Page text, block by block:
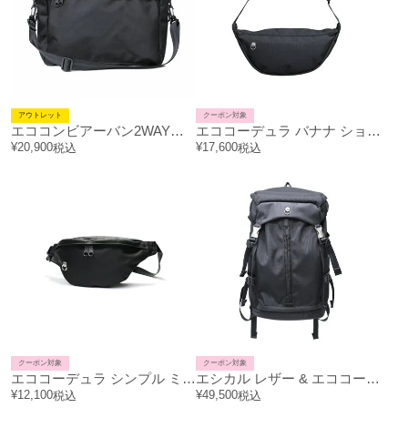
エココンビアーバン2WAYブリーフバック 25L
アウトレット
¥20,900税込
エココーデュラ バナナ ショルダー ボディバッグ Mサイズ オリジナル/日本製
クーポン対象
¥17,600税込
エココーデュラ シンプル ミニ ウエストポーチ ボディバッグ 2L
クーポン対象
¥12,100税込
エシカル レザー & エココーデュラ コンビ バックパック リュックサック 20L
クーポン対象
¥49,500税込